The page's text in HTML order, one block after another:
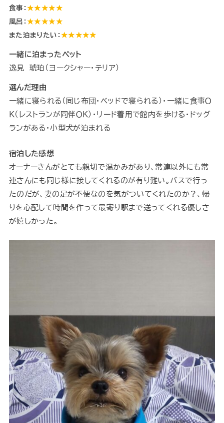
食事：★★★★★
風呂：★★★★★
また泊まりたい： ★★★★★
一緒に泊まったペット
逸見 琥珀（ヨークシャー・テリア）
選んだ理由
一緒に寝られる（同じ布団・ベッドで寝られる）・一緒に食事Ｏ
Ｋ（レストランが同伴ＯＫ）・リード着用で館内を歩ける・ドッグ
ランがある・小型犬が泊まれる
宿泊した感想
オーナーさんがとても親切で温かみがあり、常連以外にも常
連さんにも同じ様に接してくれるのが有り難い。バスで行っ
たのだが、妻の足が不便なのを気がついてくれたのか？、帰
りを心配して時間を作って最寄り駅まで送ってくれる優しさ
が嬉しかった。